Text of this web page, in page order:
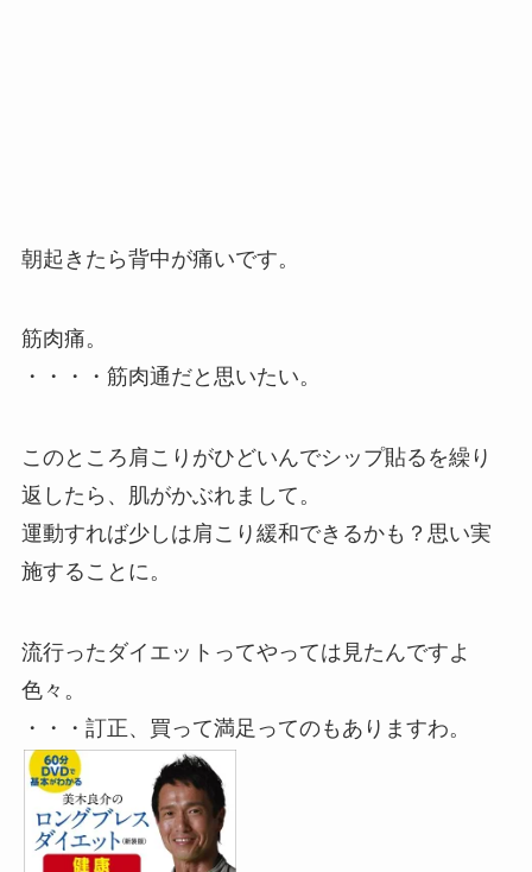
朝起きたら背中が痛いです。
筋肉痛。
・・・・筋肉通だと思いたい。
このところ肩こりがひどいんでシップ貼るを繰り
返したら、肌がかぶれまして。
運動すれば少しは肩こり緩和できるかも？思い実
施することに。
流行ったダイエットってやっては見たんですよ
色々。
・・・訂正、買って満足ってのもありますわ。